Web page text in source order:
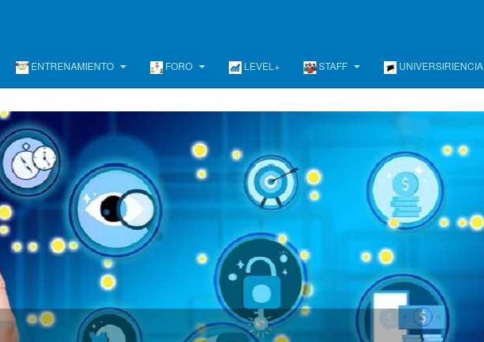
ENTRENAMIENTO FORO LEVEL+ STAFF UNIVERSIRIENCIA
de Equipos Gerenciales/ Garantía en la consecución de mejores